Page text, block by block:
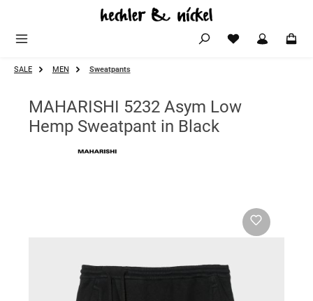
Zum Hauptinhalt springen
SALE MEN Sweatpants
MAHARISHI 5232 Asym Low
Hemp Sweatpant in Black